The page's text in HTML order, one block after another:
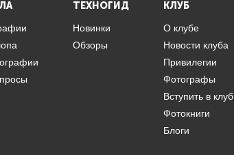
ТЕХНОГИД
Новинки
Обзоры
КЛУБ
О клубе
Новости клуба
Привилегии
Фотографы
Вступить в клуб
Фотокниги
Блоги